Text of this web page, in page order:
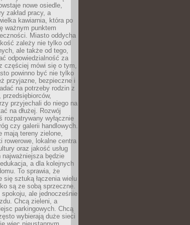
nowe osiedle,
zakład pracy, a
kawiarnia, która po
ważnym punktem
Miasto oddycha
zależy nie tylko od
ale także od tego,
odpowiedzialność za
częściej mówi się o tym,
powinno być nie tylko
przyjazne, bezpieczne i
na potrzeby rodzin z
przyjechali do niego na
na dłużej. Rozwój
rozpatrywany wyłącznie
czy galerii handlowych.
mają tereny zielone,
rowerowe, lokalne centra
oraz jakość usług
będzie
a dla kolejnych
To sprawia, że
się sztuką łączenia wielu
są ze sobą sprzeczne.
ale jednocześnie
Chcą zieleni, a
parkingowych. Chcą
wybierają duże sieci